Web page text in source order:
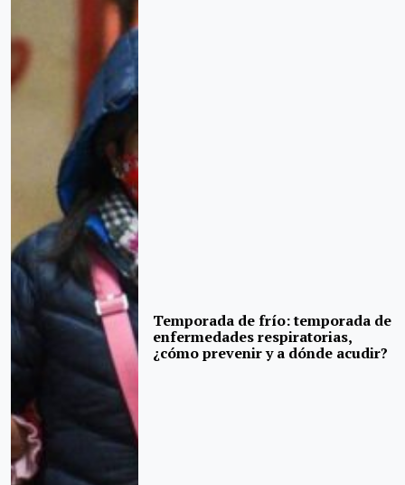
Temporada de frío: temporada de
enfermedades respiratorias,
¿cómo prevenir y a dónde acudir?